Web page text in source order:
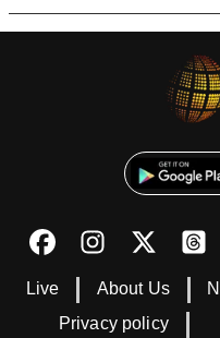
Live About Us
Privacy policy